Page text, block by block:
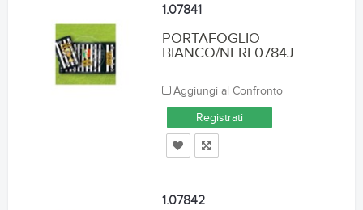
1.07841
PORTAFOGLIO
BIANCO/NERI 0784J
Aggiungi al Confronto
Registrati
1.07842